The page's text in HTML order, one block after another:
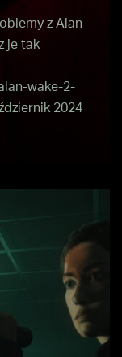
z Alan
je tak
wake-2-
2024